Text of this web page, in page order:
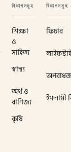
বিভাগসমূহ
শিক্ষা
ও
সাহিত্য
স্বাস্থ্য
অর্থ ও
বাণিজ্য
কৃষি
বিভাগসমূহ
ফিচার
ইসলামী